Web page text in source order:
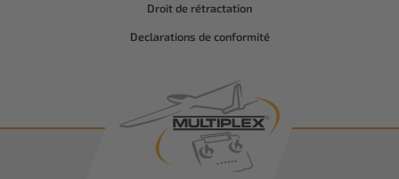
Droit de rétractation
Declarations de conformité